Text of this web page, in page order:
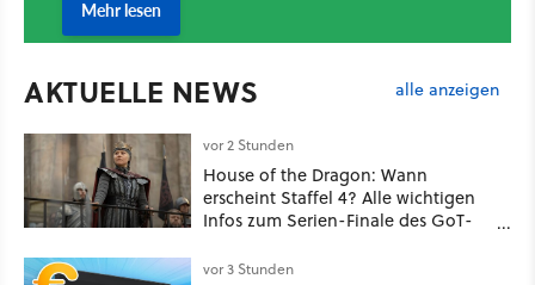
AKTUELLE NEWS alle anzeigen
vor 2 Stunden
House of the Dragon: Wann
erscheint Staffel 4? Alle wichtigen
Infos zum Serien-Finale des GoT-
vor 3 Stunden